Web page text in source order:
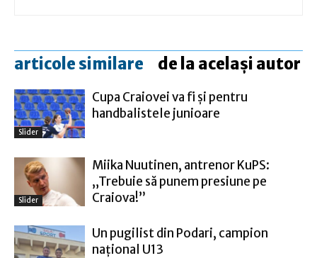
articole similare de la același autor
Slider
Cupa Craiovei va fi şi pentru
handbalistele junioare
Slider
Miika Nuutinen, antrenor KuPS:
„Trebuie să punem presiune pe
Craiova!”
Un pugilist din Podari, campion
naţional U13